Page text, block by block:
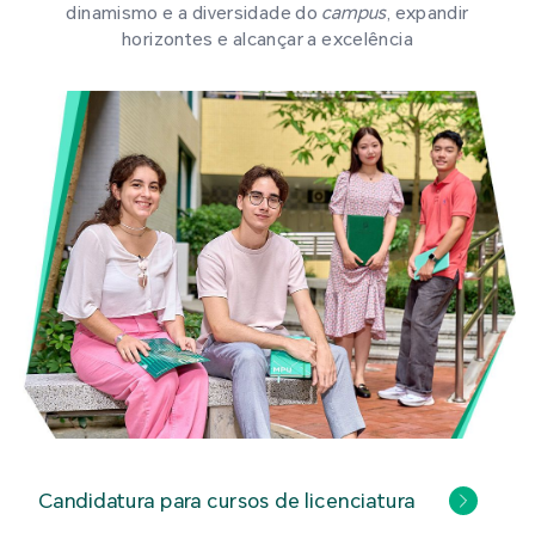
dinamismo e a diversidade do campus, expandir
horizontes e alcançar a excelência
Candidatura para cursos de licenciatura